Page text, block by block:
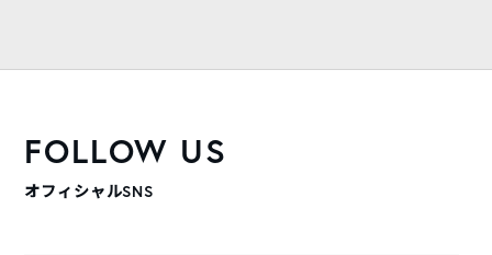
FOLLOW US
オフィシャルSNS